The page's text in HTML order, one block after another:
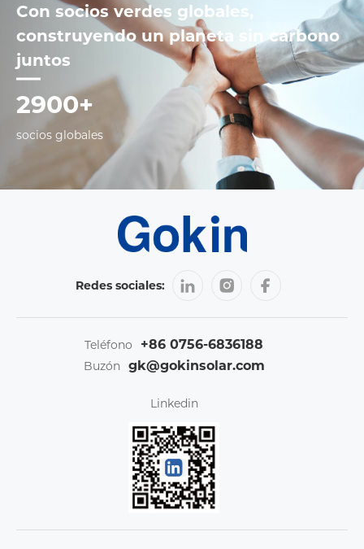
Con socios verdes globales,
construyendo un planeta sin carbono
juntos
2900+
socios globales
Redes sociales:
Teléfono +86 0756-6836188
Buzón gk@gokinsolar.com
Linkedin